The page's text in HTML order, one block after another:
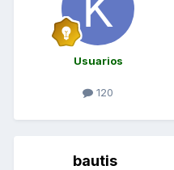
Usuarios
120
bautis